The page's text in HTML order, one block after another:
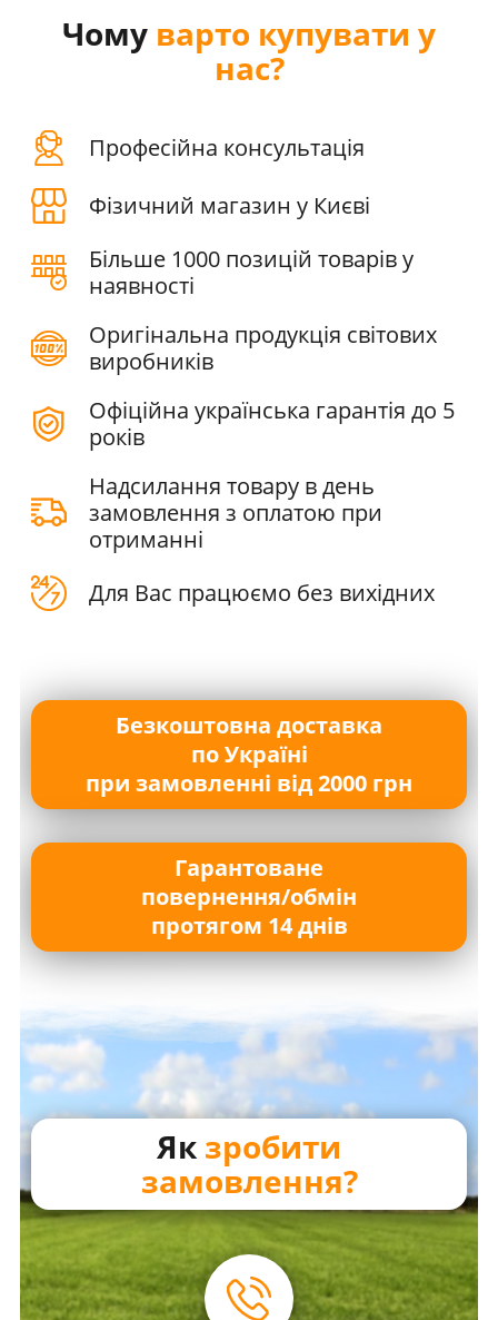
Чому варто купувати у
нас?
Професійна консультація
Фізичний магазин у Києві
Більше 1000 позицій товарів у
наявності
Оригінальна продукція світових
виробників
Офіційна українська гарантія до 5
років
Надсилання товару в день
замовлення з оплатою при
отриманні
Для Вас працюємо без вихідних
Безкоштовна доставка
по Україні
при замовленні від 2000 грн
Гарантоване
повернення/обмін
протягом 14 днів
Як зробити
замовлення?